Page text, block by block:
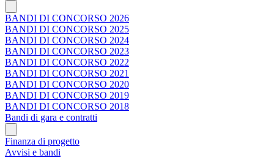
BANDI DI CONCORSO 2026
BANDI DI CONCORSO 2025
BANDI DI CONCORSO 2024
BANDI DI CONCORSO 2023
BANDI DI CONCORSO 2022
BANDI DI CONCORSO 2021
BANDI DI CONCORSO 2020
BANDI DI CONCORSO 2019
BANDI DI CONCORSO 2018
Bandi di gara e contratti
Finanza di progetto
Avvisi e bandi